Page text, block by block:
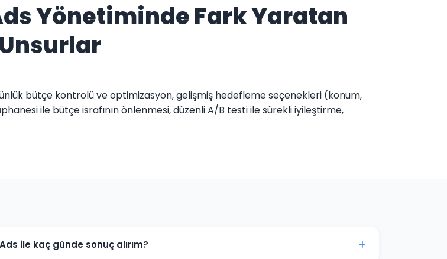
Yönetiminde Fark Yaratan
Unsurlar
bütçe kontrolü ve optimizasyon, gelişmiş hedefleme seçenekleri (konum,
ile bütçe israfının önlenmesi, düzenli A/B testi ile sürekli iyileştirme,
ile kaç günde sonuç alırım?